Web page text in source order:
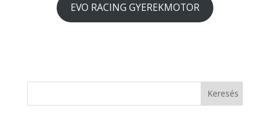
EVO RACING GYEREKMOTOR